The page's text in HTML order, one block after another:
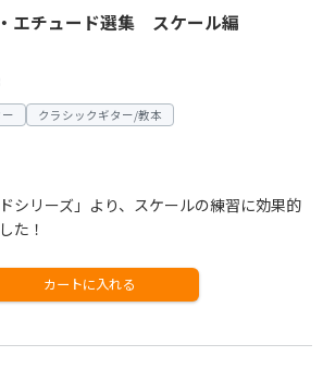
エチュード選集 スケール編
クラシックギター/教本
シリーズ」より、スケールの練習に効果的
た！
カートに入れる